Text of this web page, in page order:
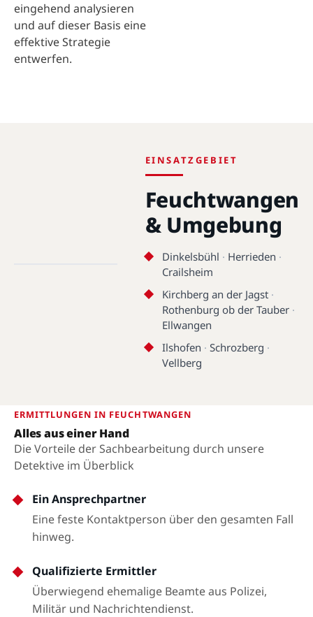
eingehend analysieren
und auf dieser Basis eine
effektive Strategie
entwerfen.
EINSATZGEBIET
Feuchtwangen
& Umgebung
Dinkelsbühl · Herrieden ·
Crailsheim
Kirchberg an der Jagst·
Rothenburg ob der Tauber·
Ellwangen
Ilshofen · Schrozberg ·
Vellberg
ERMITTLUNGEN IN FEUCHTWANGEN
Alles aus einer Hand
Die Vorteile der Sachbearbeitung durch unsere
Detektive im Überblick
Ein Ansprechpartner
Eine feste Kontaktperson über den gesamten Fall
hinweg.
Qualifizierte Ermittler
Überwiegend ehemalige Beamte aus Polizei,
Militär und Nachrichtendienst.